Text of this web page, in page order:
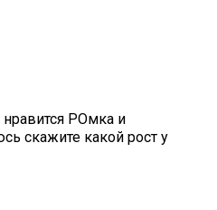
РОмка и
скажите какой рост у